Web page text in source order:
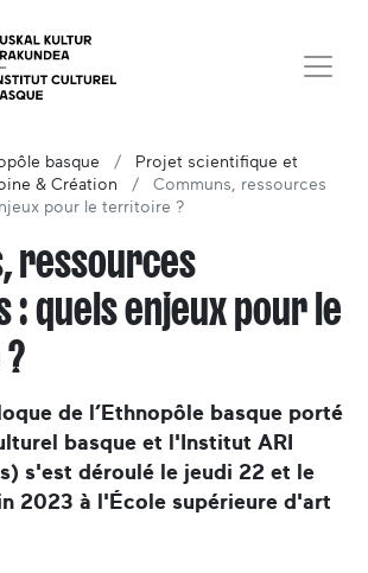
basque
Projet scientifique et
& Création
Communs, ressources
pour le territoire ?
ressources
: quels enjeux pour le
de l’Ethnopôle basque porté
basque et l'Institut ARI
s'est déroulé le jeudi 22 et le
2023 à l'École supérieure d'art